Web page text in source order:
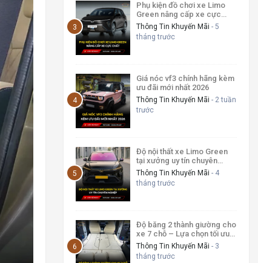
Phụ kiện đồ chơi xe Limo
Green nâng cấp xe cực
chất
Thông Tin Khuyến Mãi - 5
tháng trước
Giá nóc vf3 chính hãng kèm
ưu đãi mới nhất 2026
Thông Tin Khuyến Mãi - 2 tuần
trước
Độ nội thất xe Limo Green
tại xưởng uy tín chuyên
nghiệp
Thông Tin Khuyến Mãi - 4
tháng trước
Độ băng 2 thành giường cho
xe 7 chỗ – Lựa chọn tối ưu
cho chuyến đi dài
Thông Tin Khuyến Mãi - 3
tháng trước